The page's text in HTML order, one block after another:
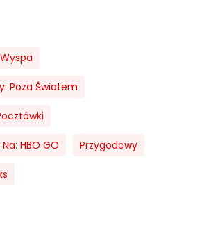
Poza Światem
HBO GO Przygodowy